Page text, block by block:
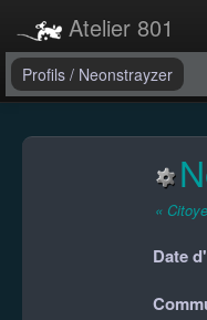
Atelier 801
Forums
Profils / Neonstrayzer
«
Date